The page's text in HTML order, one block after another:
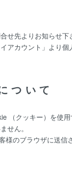
せ先よりお知らせ下
アカウント」より個
ついて
（クッキー）を使
せん。
のブラウザに送